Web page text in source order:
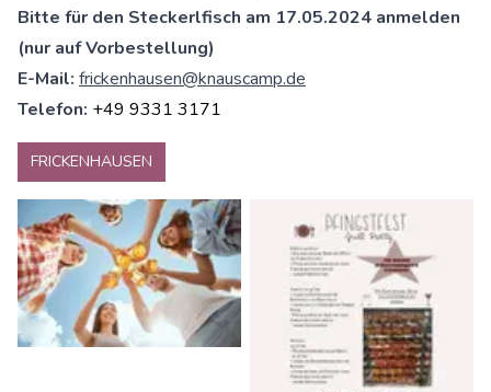
Bitte für den Steckerlfisch am 17.05.2024 anmelden
(nur auf Vorbestellung)
E-Mail: frickenhausen@knauscamp.de
Telefon: +49 9331 3171
FRICKENHAUSEN